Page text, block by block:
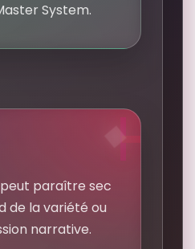
System.
paraître sec
de la variété ou
narrative.